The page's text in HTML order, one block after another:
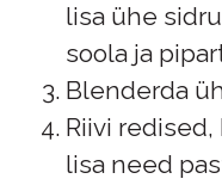
lisa ühe
soola ja
Blenderda
Riivi
lisa need